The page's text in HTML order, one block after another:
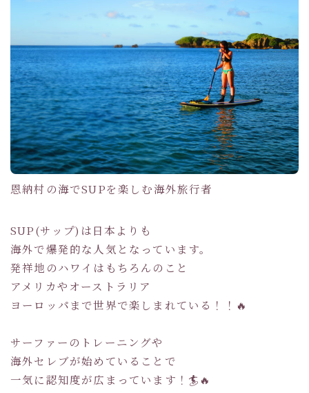
恩納村の海でSUPを楽しむ海外旅行者
SUP(サップ)は日本よりも
海外で爆発的な人気となっています。
発祥地のハワイはもちろんのこと
アメリカやオーストラリア
ヨーロッパまで世界で楽しまれている！！🔥
サーファーのトレーニングや
海外セレブが始めていることで
一気に認知度が広まっています！🏄🔥